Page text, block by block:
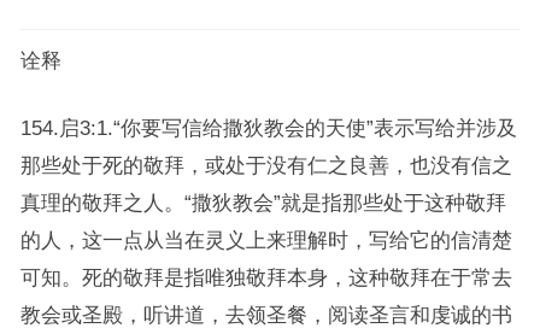
诠释
154.启3:1.“你要写信给撒狄教会的天使”表示写给并涉及
那些处于死的敬拜，或处于没有仁之良善，也没有信之
真理的敬拜之人。“撒狄教会”就是指那些处于这种敬拜
的人，这一点从当在灵义上来理解时，写给它的信清楚
可知。死的敬拜是指唯独敬拜本身，这种敬拜在于常去
教会或圣殿，听讲道，去领圣餐，阅读圣言和虔诚的书